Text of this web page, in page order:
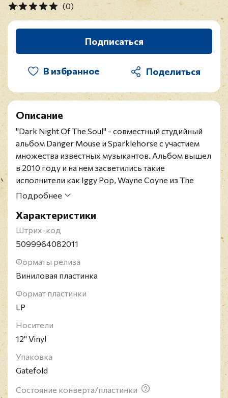
(0)
Подписаться
В избранное
Описание
"Dark Night Of The Soul" - совместный студийный
альбом Danger Mouse и Sparklehorse с участием
множества известных музыкантов. Альбом вышел
в 2010 году и на нем засветились такие
исполнители как Iggy Pop, Wayne Coyne из The
Flaming Lips, Julian Casablancas из The Strokes, Nina
Danger Mouse - американский диджей, музыкант-
мультиинструменталисти музыкальный продюсер.
Известен также как участник групп Gnarls Barkley и
Работал с Red Hot Chili Peppers.
Sparklehorse - рок-группа из Соединенных
Штатов Америки, ведомая певцом-
мультиинструменталистом Марком Линкусом,
своей домашней студии. Ударник и
мультиинструменталист Скотт Майнор -
Подробнее
Характеристики
Штрих-код
5099964082011
Форматы релиза
Виниловая пластинка
Формат пластинки
LP
Носители
12" Vinyl
Упаковка
Gatefold
Состояние конверта/пластинки